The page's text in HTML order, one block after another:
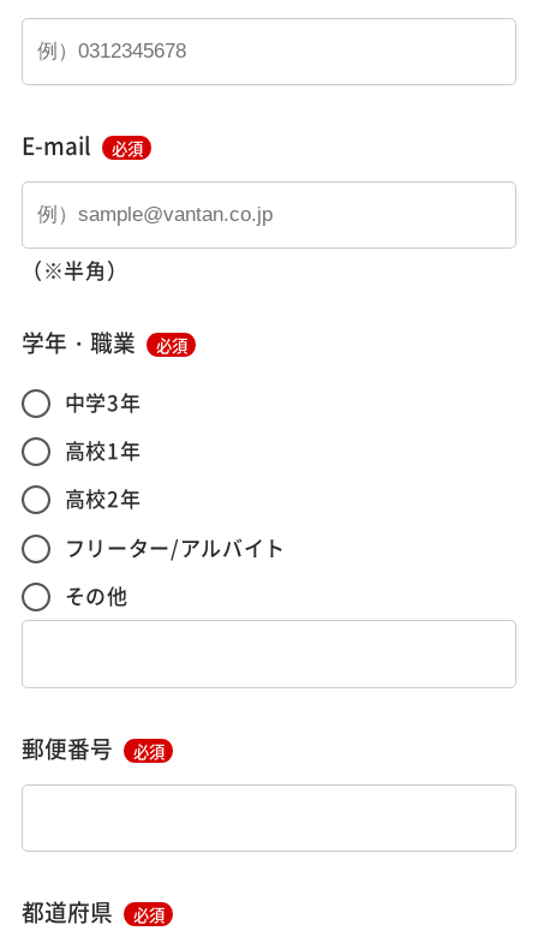
E-mail 必須
（※半角）
学年・職業 必須
中学3年
高校1年
高校2年
フリーター/アルバイト
その他
郵便番号 必須
都道府県 必須